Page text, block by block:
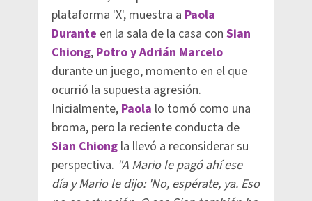
plataforma 'X', muestra a Paola
Durante en la sala de la casa con Sian
Chiong, Potro y Adrián Marcelo
durante un juego, momento en el que
ocurrió la supuesta agresión.
Inicialmente, Paola lo tomó como una
broma, pero la reciente conducta de
Sian Chiong la llevó a reconsiderar su
perspectiva. "A Mario le pagó ahí ese
día y Mario le dijo: 'No, espérate, ya. Eso